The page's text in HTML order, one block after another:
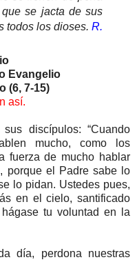
se jacta de sus
todos los dioses. R.
Evangelio
(6, 7-15)
así.
discípulos: “Cuando
mucho, como los
fuerza de mucho hablar
porque el Padre sabe lo
lo pidan. Ustedes pues,
en el cielo, santificado
tu voluntad en la
día, perdona nuestras